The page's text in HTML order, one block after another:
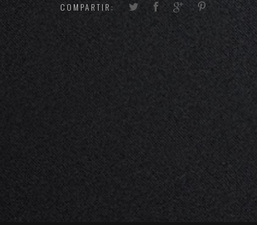
COMPARTIR: